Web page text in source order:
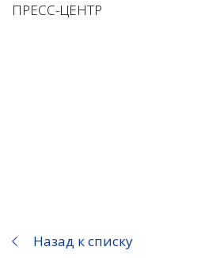
ПРЕСС-ЦЕНТР
Назад к списку